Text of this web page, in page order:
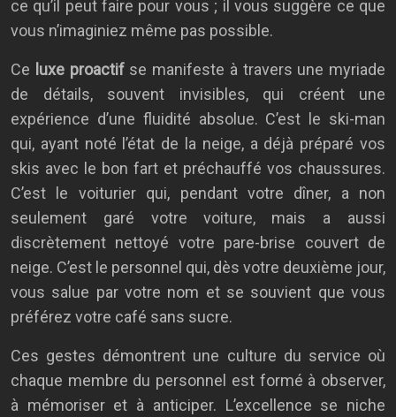
ce qu’il peut faire pour vous ; il vous suggère ce que
vous n’imaginiez même pas possible.
Ce luxe proactifse manifeste à travers une myriade
de détails, souvent invisibles, qui créent une
expérience d’une fluidité absolue. C’est le ski-man
qui, ayant noté l’état de la neige, a déjà préparé vos
skis avec le bon fart et préchauffé vos chaussures.
C’est le voiturier qui, pendant votre dîner, a non
seulement garé votre voiture, mais a aussi
discrètement nettoyé votre pare-brise couvert de
neige. C’est le personnel qui, dès votre deuxième jour,
vous salue par votre nom et se souvient que vous
préférez votre café sans sucre.
Ces gestes démontrent une culture du service où
chaque membre du personnel est formé à observer,
à mémoriser et à anticiper. L’excellence se niche